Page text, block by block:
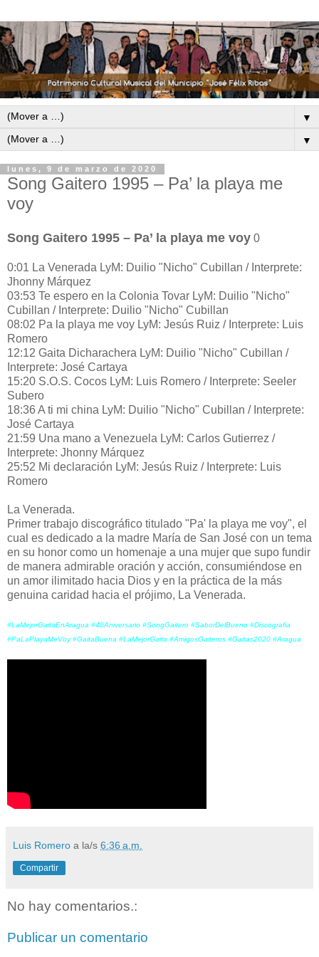
▼
▼
lunes, 9 de marzo de 2020
Song Gaitero 1995 – Pa’ la playa me
voy
Song Gaitero 1995 – Pa’ la playa me voy 0
0:01 La Venerada LyM: Duilio "Nicho" Cubillan / Interprete:
Jhonny Márquez
03:53 Te espero en la Colonia Tovar LyM: Duilio "Nicho"
Cubillan / Interprete: Duilio "Nicho" Cubillan
08:02 Pa la playa me voy LyM: Jesús Ruiz / Interprete: Luis
Romero
12:12 Gaita Dicharachera LyM: Duilio "Nicho" Cubillan /
Interprete: José Cartaya
15:20 S.O.S. Cocos LyM: Luis Romero / Interprete: Seeler
Subero
18:36 A ti mi china LyM: Duilio "Nicho" Cubillan / Interprete:
José Cartaya
21:59 Una mano a Venezuela LyM: Carlos Gutierrez /
Interprete: Jhonny Márquez
25:52 Mi declaración LyM: Jesús Ruiz / Interprete: Luis
Romero
La Venerada.
Primer trabajo discográfico titulado "Pa' la playa me voy", el
cual es dedicado a la madre María de San José con un tema
en su honor como un homenaje a una mujer que supo fundir
de manera admirable oración y acción, consumiéndose en
un amor ilimitado hacia Dios y en la práctica de la más
genuina caridad hacia el prójimo, La Venerada.
#LaMejorGaitaEnAragua #40Aniversario #SongGaitero #SaborDelBueno #Discografia
#PaLaPlayaMeVoy #GaitaBuena #LaMejorGaita #AmigosGaiteros #Gaitas2020 #Aragua
Luis Romero a la/s 6:36 a.m.
Compartir
No hay comentarios.:
Publicar un comentario